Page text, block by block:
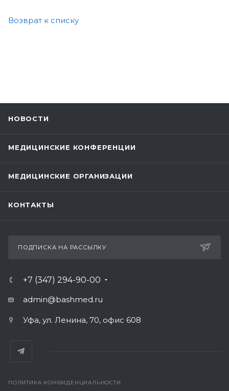
Возврат к списку
НОВОСТИ
МЕДИЦИНСКИЕ КОНФЕРЕНЦИИ
МЕДИЦИНСКИЕ ОРГАНИЗАЦИИ
КОНТАКТЫ
ПОДПИСКА НА РАССЫЛКУ
+7 (347) 294-90-00
admin@bashmed.ru
Уфа, ул. Ленина, 70, офис 608
ПОЛИТИКА КОНФИДЕНЦИАЛЬНОСТИ